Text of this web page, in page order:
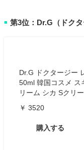
■ 第3位：Dr.G（ドクタ
Dr.G ドクタージー
50ml 韓国コスメ ス
リーム シカ Sクリ
￥ 3520
購入する